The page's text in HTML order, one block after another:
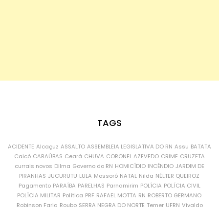
TAGS
ACIDENTE Alcaçuz ASSALTO ASSEMBLEIA LEGISLATIVA DO RN Assu BATATA
Caicó CARAÚBAS Ceará CHUVA CORONEL AZEVEDO CRIME CRUZETA
currais novos Dilma Governo do RN HOMICÍDIO INCÊNDIO JARDIM DE
PIRANHAS JUCURUTU LULA Mossoró NATAL Nilda NÉLTER QUEIROZ
Pagamento PARAÍBA PARELHAS Parnamirim POLÍCIA POLÍCIA CIVIL
POLÍCIA MILITAR Política PRF RAFAEL MOTTA RN ROBERTO GERMANO
Robinson Faria Roubo SERRA NEGRA DO NORTE Temer UFRN Vivaldo